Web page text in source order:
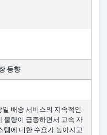
동향
배송 서비스의 지속적인
물량이 급증하면서 고속 자
템에 대한 수요가 높아지고